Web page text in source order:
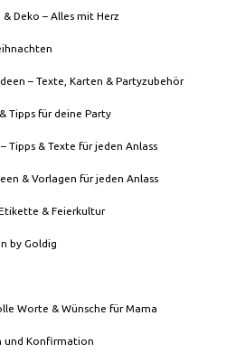
Deko – Alles mit Herz
– Texte, Karten & Partyzubehör
Tipps für deine Party
Tipps & Texte für jeden Anlass
& Vorlagen für jeden Anlass
& Feierkultur
by Goldig
Worte & Wünsche für Mama
und Konfirmation